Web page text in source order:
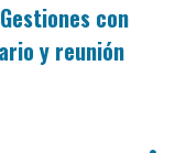
con
y reunión